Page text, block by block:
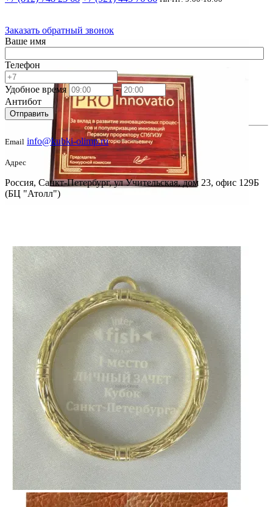
Заказать обратный звонок
Ваше имя
Телефон
Удобное время
-
Антибот
Отправить
Email info@kubki-olimp.ru
Адрес
Россия, Санкт-Петербург, ул Учительская, дом 23, офис 129Б
(БЦ "Атолл")